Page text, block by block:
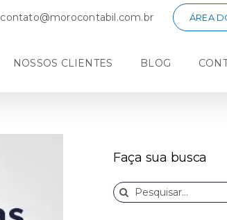
contato@morocontabil.com.br ÁREA
NOSSOS CLIENTES BLOG
Faça sua busca
Buscar
resultados